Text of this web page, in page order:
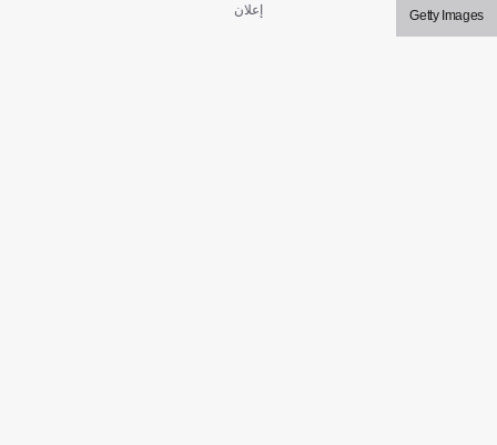
Getty Images إعلان